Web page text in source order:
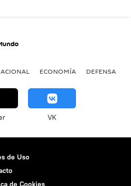
ECONOMÍA DEFENSA
VK
de Uso